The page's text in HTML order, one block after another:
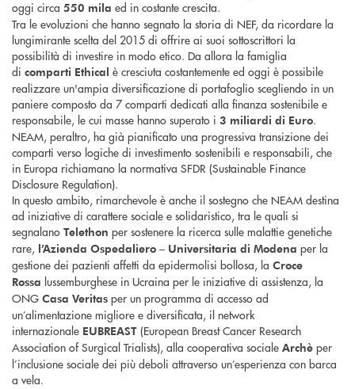
oggi circa 550 mila ed in costante crescita.
Tra le evoluzioni che hanno segnato la storia di NEF, da ricordare la
lungimirante scelta del 2015 di offrire ai suoi sottoscrittori la
possibilità di investire in modo etico. Da allora la famiglia
di comparti Ethical è cresciuta costantemente ed oggi è possibile
realizzare un'ampia diversificazione di portafoglio scegliendo in un
paniere composto da 7 comparti dedicati alla finanza sostenibile e
responsabile, le cui masse hanno superato i 3 miliardi di Euro.
NEAM, peraltro, ha già pianificato una progressiva transizione dei
comparti verso logiche di investimento sostenibili e responsabili, che
in Europa richiamano la normativa SFDR (Sustainable Finance
Disclosure Regulation).
In questo ambito, rimarchevole è anche il sostegno che NEAM destina
ad iniziative di carattere sociale e solidaristico, tra le quali si
segnalano Telethon per sostenere la ricerca sulle malattie genetiche
rare, l’Azienda Ospedaliero – Universitaria di Modena per la
gestione dei pazienti affetti da epidermolisi bollosa, la Croce
Rossa lussemburghese in Ucraina per le iniziative di assistenza, la
ONG Casa Veritas per un programma di accesso ad
un’alimentazione migliore e diversificata, il network
internazionale EUBREAST (European Breast Cancer Research
Association of Surgical Trialists), alla cooperativa sociale Archè per
l’inclusione sociale dei più deboli attraverso un’esperienza con barca
a vela.